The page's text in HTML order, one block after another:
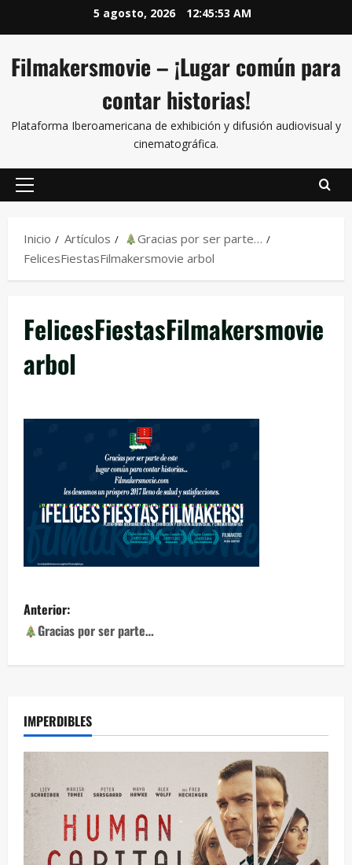
5 agosto, 2026 12:45:53 AM
Filmakersmovie – ¡Lugar común para
contar historias!
Plataforma Iberoamericana de exhibición y difusión audiovisual y
cinematográfica.
Inicio Artículos
Gracias por ser parte…
FelicesFiestasFilmakersmovie arbol
FelicesFiestasFilmakersmovie
arbol
Anterior:
Gracias por ser parte…
IMPERDIBLES